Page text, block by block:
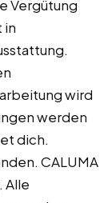
Vergütung
in
wird
werden
dich.
CALUMA
Alle